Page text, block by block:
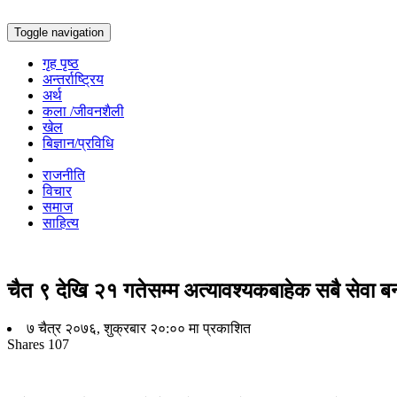
Toggle navigation
गृह पृष्ठ
अन्तर्राष्ट्रिय
अर्थ
कला /जीवनशैली
खेल
बिज्ञान/प्रविधि
राजनीति
विचार
समाज
साहित्य
चैत ९ देखि २१ गतेसम्म अत्यावश्यकबाहेक सबै सेवा
७ चैत्र २०७६, शुक्रबार २०:०० मा प्रकाशित
Shares 107